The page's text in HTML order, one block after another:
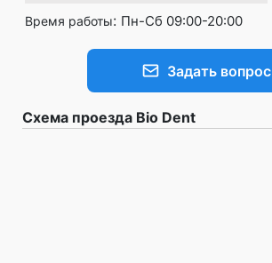
Время работы: Пн-Сб 09:00-20:00
Задать вопрос
Схема проезда Bio Dent